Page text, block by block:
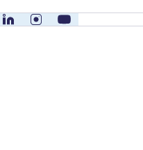
InstagramYouTube